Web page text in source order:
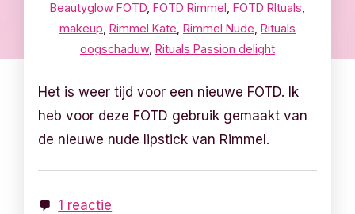
Beautyglow FOTD FOTD Rimmel FOTD RItuals
makeup Rimmel Kate Rimmel Nude Rituals
oogschaduw, Rituals Passion delight
Het is weer tijd voor een nieuwe FOTD. Ik
heb voor deze FOTD gebruik gemaakt van
de nieuwe nude lipstick van Rimmel.
1 reactie